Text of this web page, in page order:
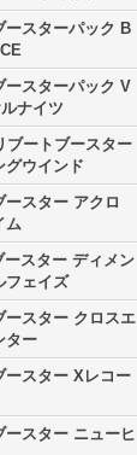
ースターパック B
ースターパック V
ナイツ
ブートブースター
グウインド
ースター アクロ
ム
ースター ディメン
フェイズ
ースター クロスエ
ター
ースター Xレコー
ースター ニューヒ